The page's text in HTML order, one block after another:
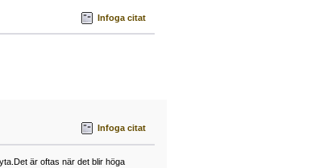
Infoga citat
Infoga citat
är oftas när det blir höga